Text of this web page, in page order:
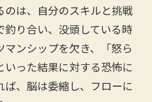
のは、自分のスキルと挑戦
釣り合い、没頭している時
ンシップを欠き、「怒ら
った結果に対する恐怖に
、脳は委縮し、フローに